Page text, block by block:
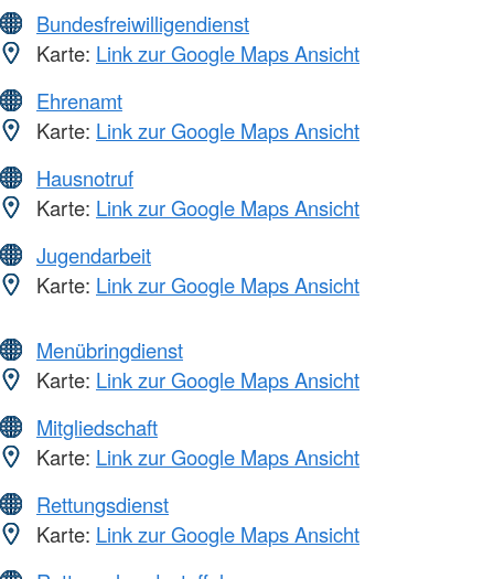
Bundesfreiwilligendienst
Karte: Link zur Google Maps Ansicht
Ehrenamt
Karte: Link zur Google Maps Ansicht
Hausnotruf
Karte: Link zur Google Maps Ansicht
Jugendarbeit
Karte: Link zur Google Maps Ansicht
Menübringdienst
Karte: Link zur Google Maps Ansicht
Mitgliedschaft
Karte: Link zur Google Maps Ansicht
Rettungsdienst
Karte: Link zur Google Maps Ansicht